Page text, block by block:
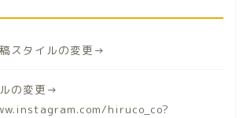
スタイルの変更→
の変更→
hiruco_co?